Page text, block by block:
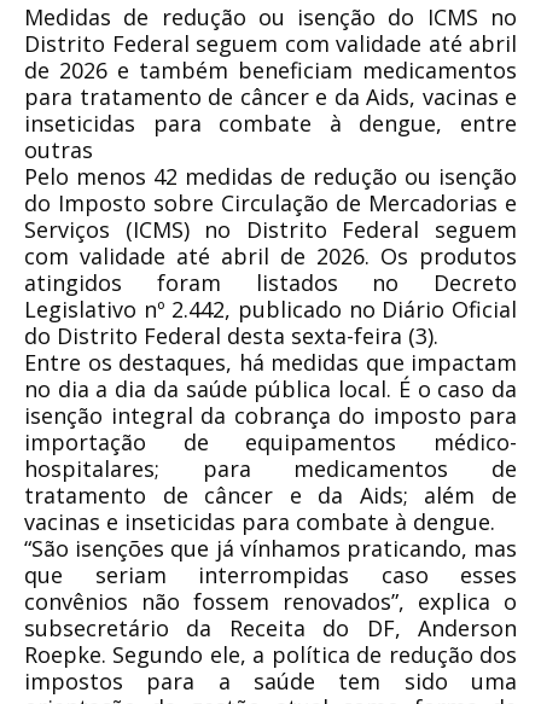
Medidas de redução ou isenção do ICMS no
Distrito Federal seguem com validade até abril
de 2026 e também beneficiam medicamentos
para tratamento de câncer e da Aids, vacinas e
inseticidas para combate à dengue, entre
outras
Pelo menos 42 medidas de redução ou isenção
do Imposto sobre Circulação de Mercadorias e
Serviços (ICMS) no Distrito Federal seguem
com validade até abril de 2026. Os produtos
atingidos foram listados no Decreto
Legislativo nº 2.442, publicado no Diário Oficial
do Distrito Federal desta sexta-feira (3).
Entre os destaques, há medidas que impactam
no dia a dia da saúde pública local. É o caso da
isenção integral da cobrança do imposto para
importação de equipamentos médico-
hospitalares; para medicamentos de
tratamento de câncer e da Aids; além de
vacinas e inseticidas para combate à dengue.
“São isenções que já vínhamos praticando, mas
que seriam interrompidas caso esses
convênios não fossem renovados”, explica o
subsecretário da Receita do DF, Anderson
Roepke. Segundo ele, a política de redução dos
impostos para a saúde tem sido uma